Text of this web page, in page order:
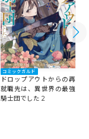
コミックガルド
ドロップアウトからの再
就職先は、異世界の最強
騎士団でした 2